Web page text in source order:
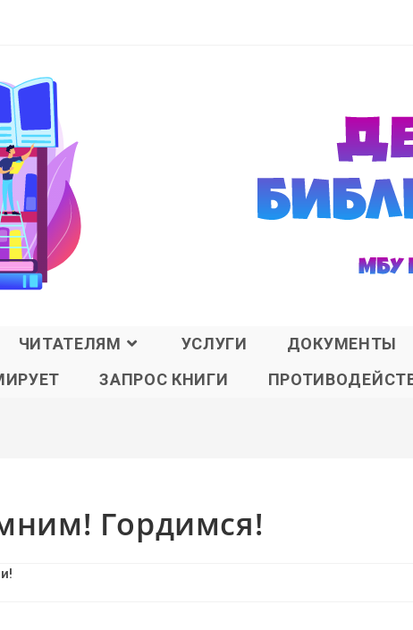
ЧИТАТЕЛЯМ УСЛУГИ ДОКУМЕНТЫ
ЗАПРОС КНИГИ
Гордимся!